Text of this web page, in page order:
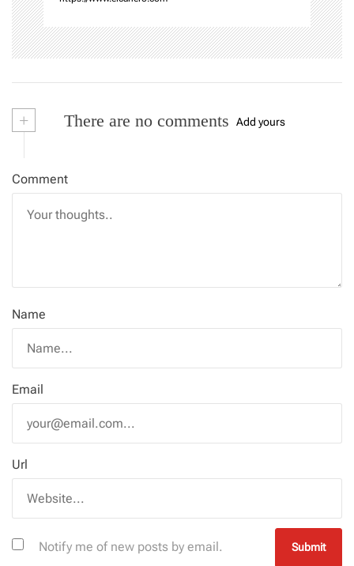
+ There are no comments Add yours
Comment
Name
Email
Url
Notify me of new posts by email.